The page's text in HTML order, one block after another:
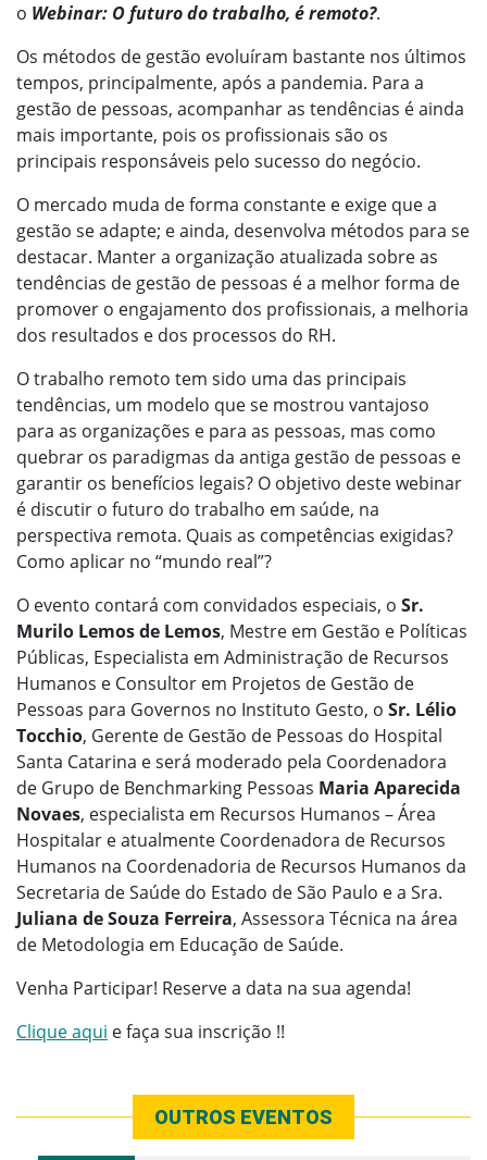
o Webinar: O futuro do trabalho, é remoto?.
Os métodos de gestão evoluíram bastante nos últimos
tempos, principalmente, após a pandemia. Para a
gestão de pessoas, acompanhar as tendências é ainda
mais importante, pois os profissionais são os
principais responsáveis pelo sucesso do negócio.
O mercado muda de forma constante e exige que a
gestão se adapte; e ainda, desenvolva métodos para se
destacar. Manter a organização atualizada sobre as
tendências de gestão de pessoas é a melhor forma de
promover o engajamento dos profissionais, a melhoria
dos resultados e dos processos do RH.
O trabalho remoto tem sido uma das principais
tendências, um modelo que se mostrou vantajoso
para as organizações e para as pessoas, mas como
quebrar os paradigmas da antiga gestão de pessoas e
garantir os benefícios legais? O objetivo deste webinar
é discutir o futuro do trabalho em saúde, na
perspectiva remota. Quais as competências exigidas?
Como aplicar no “mundo real”?
O evento contará com convidados especiais, o Sr.
Murilo Lemos de Lemos, Mestre em Gestão e Políticas
Públicas, Especialista em Administração de Recursos
Humanos e Consultor em Projetos de Gestão de
Pessoas para Governos no Instituto Gesto, o Sr. Lélio
Tocchio, Gerente de Gestão de Pessoas do Hospital
Santa Catarina e será moderado pela Coordenadora
de Grupo de Benchmarking Pessoas Maria Aparecida
Novaes, especialista em Recursos Humanos – Área
Hospitalar e atualmente Coordenadora de Recursos
Humanos na Coordenadoria de Recursos Humanos da
Secretaria de Saúde do Estado de São Paulo e a Sra.
Juliana de Souza Ferreira, Assessora Técnica na área
de Metodologia em Educação de Saúde.
Venha Participar! Reserve a data na sua agenda!
Clique aqui e faça sua inscrição !!
OUTROS EVENTOS